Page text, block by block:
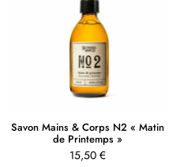
Savon Mains & Corps N2 « Matin
de Printemps »
15,50 €